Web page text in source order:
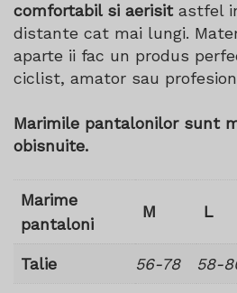
comfortabil si aerisitastfel
distante cat mai lungi.
aparte ii fac un produs
ciclist, amator sau
Marimile pantalonilor sunt
obisnuite.
Marime
pantaloni
M L
Talie 56-78 58-